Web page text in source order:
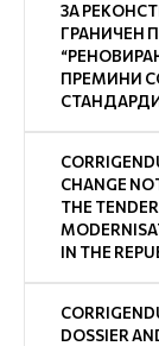
Е-Весник
ЗА
ГРАНИЧЕН
ПРЕМИНИ
CHANGE
THE
IN THE
DOSSIER